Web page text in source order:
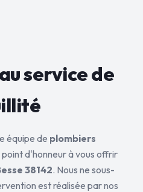
service de
équipe de plombiers
d'honneur à vous offrir
38142. Nous ne sous-
est réalisée par nos